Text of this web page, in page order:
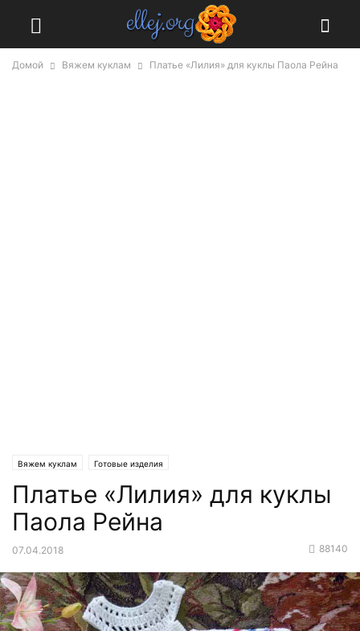
Домой Вяжем куклам Платье «Лилия» для куклы Паола Рейна
Вяжем куклам Готовые изделия
Платье «Лилия» для куклы
Паола Рейна
07.04.2018 88140